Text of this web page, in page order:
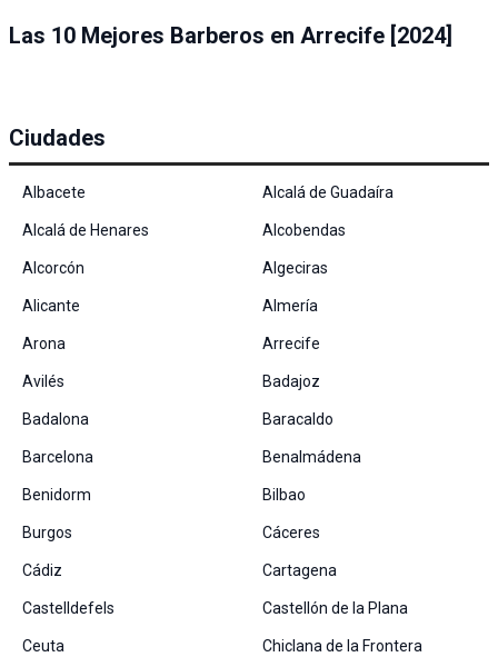
Las 10 Mejores Barberos en Arrecife [2024]
Ciudades
Albacete Alcalá de Guadaíra
Alcalá de Henares Alcobendas
Alcorcón Algeciras
Alicante Almería
Arona Arrecife
Avilés Badajoz
Badalona Baracaldo
Barcelona Benalmádena
Benidorm Bilbao
Burgos Cáceres
Cádiz Cartagena
Castelldefels Castellón de la Plana
Ceuta Chiclana de la Frontera